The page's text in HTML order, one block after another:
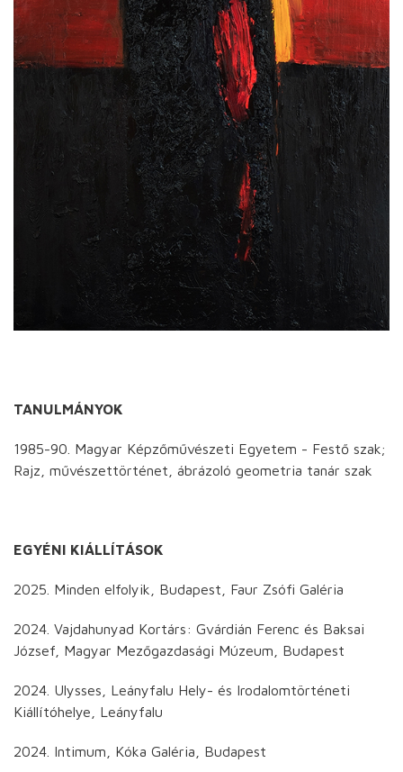
TANULMÁNYOK
1985-90. Magyar Képzőművészeti Egyetem - Festő szak;
Rajz, művészettörténet, ábrázoló geometria tanár szak
EGYÉNI KIÁLLÍTÁSOK
2025. Minden elfolyik, Budapest, Faur Zsófi Galéria
2024. Vajdahunyad Kortárs: Gvárdián Ferenc és Baksai
József, Magyar Mezőgazdasági Múzeum, Budapest
2024. Ulysses, Leányfalu Hely- és Irodalomtörténeti
Kiállítóhelye, Leányfalu
2024. Intimum, Kóka Galéria, Budapest